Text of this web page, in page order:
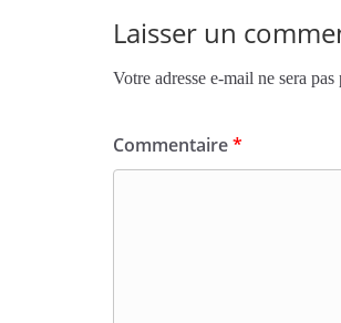
Laisser un
Votre adresse e-mail ne sera pas
Commentaire*